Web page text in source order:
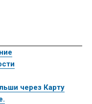
через Карту